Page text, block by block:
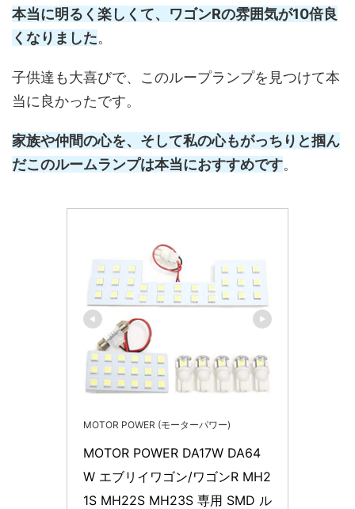
本当に明るく楽しくて、ワゴンRの雰囲気が10倍良
くなりました。
子供達も大喜びで、このループランプを見つけて本
当に良かったです。
家族や仲間の心を、そして私の心もがっちりと掴ん
だこのルームランプは本当におすすめです。
MOTOR POWER (モーターパワー)
MOTOR POWER DA17W DA64
W エブリイワゴン/ワゴンR MH2
1S MH22S MH23S 専用 SMD ル